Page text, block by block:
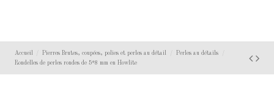
Accueil Pierres Brutes, coupées, polies et perles au détail
Perles au détails
Rondelles de perles rondes de 5*8 mm en Howlite